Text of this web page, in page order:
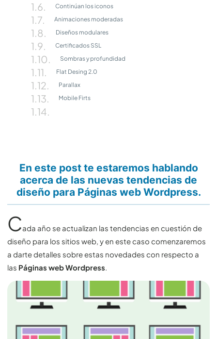
Continúan los iconos
Animaciones moderadas
Diseños modulares
Certificados SSL
Sombras y profundidad
Flat Desing 2.0
Parallax
Mobile Firts
En este post te estaremos hablando
acerca de las nuevas tendencias de
diseño para Páginas web Wordpress.
Cada año se actualizan las tendencias en cuestión de
diseño para los sitios web, y en este caso comenzaremos
a darte detalles sobre estas novedades con respecto a
las Páginas web Wordpress.